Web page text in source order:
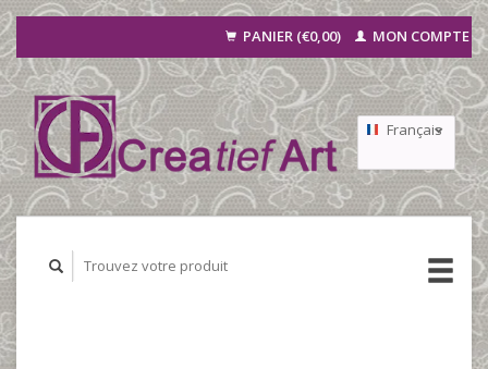
PANIER (€0,00) MON COMPTE
Français
Nederlands